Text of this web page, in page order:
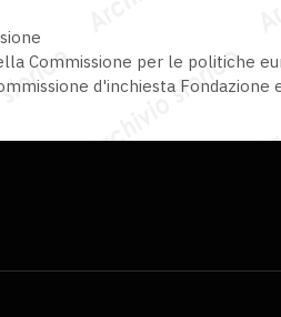
Commissione per le politiche
d'inchiesta Fondazione